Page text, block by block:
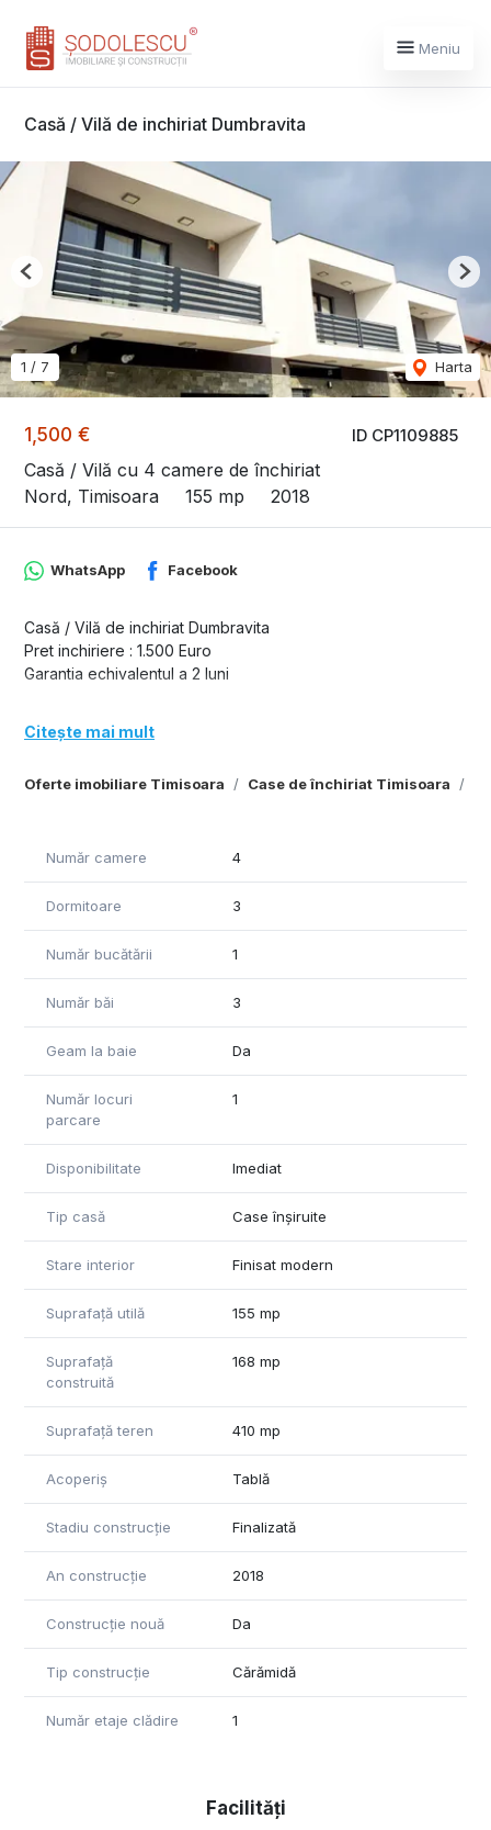
Meniu
Casă / Vilă de inchiriat Dumbravita
ID CP1109885
1,500 €
Casă / Vilă cu 4 camere de închiriat
Nord, Timisoara
155 mp 2018
1 / 7 Harta
Previous
Oferte imobiliare Timisoara Case de închiriat Timisoara
WhatsApp Facebook
Casă / Vilă de inchiriat Dumbravita
Pret inchiriere : 1.500 Euro
Garantia echivalentul a 2 luni
Citește mai mult
Număr camere 4
Dormitoare 3
Număr bucătării 1
Număr băi 3
Geam la baie Da
Număr locuri
parcare
1
Disponibilitate Imediat
Tip casă Case înșiruite
Stare interior Finisat modern
Suprafață utilă 155 mp
Suprafață
construită
168 mp
Suprafață teren 410 mp
Acoperiș Tablă
Stadiu construcție Finalizată
An construcție 2018
Construcție nouă Da
Tip construcție Cărămidă
Număr etaje clădire 1
Facilități